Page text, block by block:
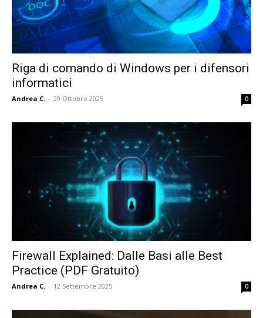
Riga di comando di Windows per i difensori
informatici
Andrea C. - 29 Ottobre 2025 0
Firewall Explained: Dalle Basi alle Best
Practice (PDF Gratuito)
Andrea C. - 12 Settembre 2025 0